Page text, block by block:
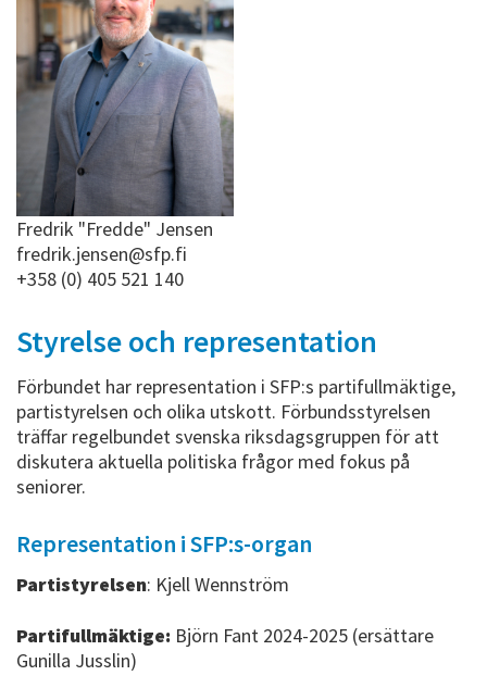
Fredrik "Fredde" Jensen
fredrik.jensen@sfp.fi
+358 (0) 405 521 140
Styrelse och representation
Förbundet har representation i SFP:s partifullmäktige,
partistyrelsen och olika utskott. Förbundsstyrelsen
träffar regelbundet svenska riksdagsgruppen för att
diskutera aktuella politiska frågor med fokus på
seniorer.
Representation i SFP:s-organ
Partistyrelsen: Kjell Wennström
Partifullmäktige: Björn Fant 2024-2025 (ersättare
Gunilla Jusslin)